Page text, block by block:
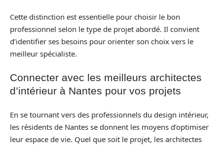
Cette distinction est essentielle pour choisir le bon
professionnel selon le type de projet abordé. Il convient
d’identifier ses besoins pour orienter son choix vers le
meilleur spécialiste.
Connecter avec les meilleurs architectes
d’intérieur à Nantes pour vos projets
En se tournant vers des professionnels du design intérieur,
les résidents de Nantes se donnent les moyens d’optimiser
leur espace de vie. Quel que soit le projet, les architectes